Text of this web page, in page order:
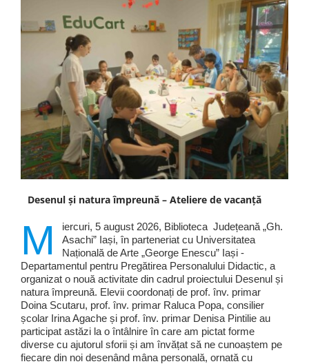
Desenul și natura împreună – Ateliere de vacanță
M
iercuri, 5 august 2026, Biblioteca Județeană „Gh.
Asachi” Iași, în parteneriat cu Universitatea
Națională de Arte „George Enescu” Iași -
Departamentul pentru Pregătirea Personalului Didactic, a
organizat o nouă activitate din cadrul proiectului Desenul și
natura împreună. Elevii coordonați de prof. înv. primar
Doina Scutaru, prof. înv. primar Raluca Popa, consilier
școlar Irina Agache și prof. înv. primar Denisa Pintilie au
participat astăzi la o întâlnire în care am pictat forme
diverse cu ajutorul sforii și am învățat să ne cunoaștem pe
fiecare din noi desenând mâna personală, ornată cu